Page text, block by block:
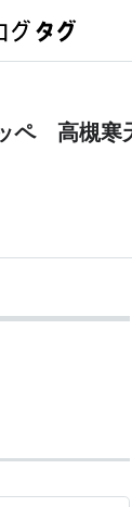
ペ 高槻寒